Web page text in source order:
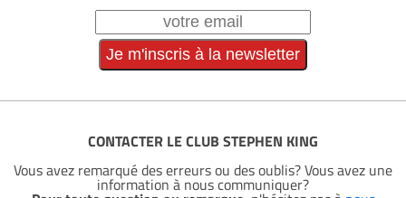
CONTACTER LE CLUB STEPHEN KING
Vous avez remarqué des erreurs ou des oublis? Vous avez une
information à nous communiquer?